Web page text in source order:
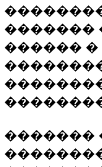
�������
������
�������